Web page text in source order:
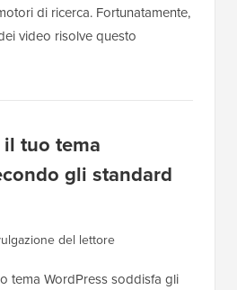
di ricerca. Fortunatamente,
video risolve questo
tuo tema
gli standard
del lettore
tema WordPress soddisfa gli